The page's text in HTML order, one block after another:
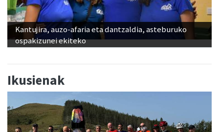
Kantujira, auzo-afaria eta dantzaldia, asteburuko
ospakizunei ekiteko
Ikusienak